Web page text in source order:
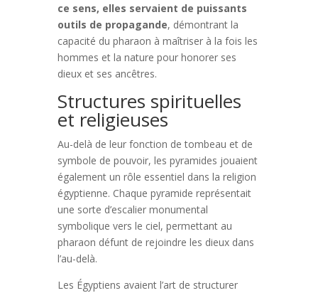
ce sens, elles servaient de puissants
outils de propagande, démontrant la
capacité du pharaon à maîtriser à la fois les
hommes et la nature pour honorer ses
dieux et ses ancêtres.
Structures spirituelles
et religieuses
Au-delà de leur fonction de tombeau et de
symbole de pouvoir, les pyramides jouaient
également un rôle essentiel dans la religion
égyptienne. Chaque pyramide représentait
une sorte d’escalier monumental
symbolique vers le ciel, permettant au
pharaon défunt de rejoindre les dieux dans
l’au-delà.
Les Égyptiens avaient l’art de structurer